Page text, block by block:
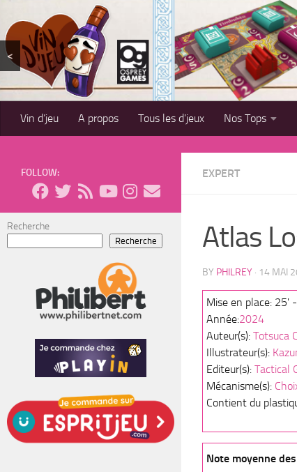
Skip to content
<
Vin d’jeu A propos Tous les d’jeux Nos Tops
EXPERT
Atlas
BY PHILREY · 14 MAI
Mise en place: 25'
Année:2024
Auteur(s): Totsuca
Illustrateur(s):
Editeur(s): Tactical
Mécanisme(s):
Contient du
Note moyenne
FOLLOW:
Recherche
Recherche